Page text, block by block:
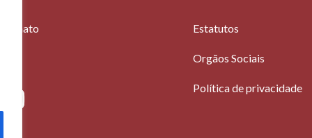
Estatutos
Orgãos Sociais
Política de privacidade